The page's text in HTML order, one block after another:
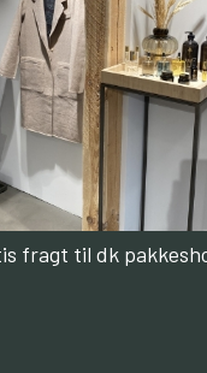
fragt til dk